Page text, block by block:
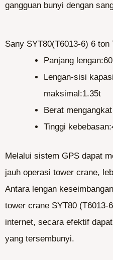
gangguan bunyi dengan
Sany SYT80(T6013-6) 6 ton
Panjang
Lengan-sisi
maksimal:1.35t
Berat
Tinggi
Melalui sistem GPS dapat
jauh operasi tower crane,
Antara lengan
tower crane SYT80
internet, secara efektif
yang tersembunyi.